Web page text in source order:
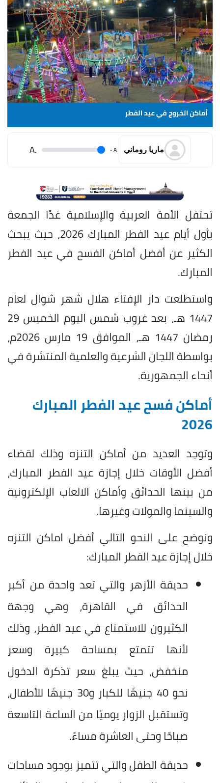
أماكن الخروج في عيد الفطر
ماريا روماني A
.
.A
تحتفل الأمة العربية والإسلامية غدًا الجمعة
بأول أيام عيد الفطر المبارك 2026، حيث يبحث
الكثير عن أفضل أماكن الفسح في عيد الفطر
المبارك.
واستطلعت دار الإفتاء هلال شهر شوال لعام
1447 هـ، بعد غروب شمس اليوم الخميس 29
رمضان 1447 هـ، الموافق 19 مارس 2026م،
بواسطة اللجان الشرعية والعلمية المنتشرة في
أنحاء الجمهورية.
أماكن فسح عيد الفطر المبارك
2026
وتوجد العديد من أماكن التنزه وذلك لقضاء
أفضل الأوقات خلال إجازة عيد الفطر المبارك،
من بينها الحدائق وأماكن الالعاب الإلكترونية
والسينما والمولات وغيرها.
ونوضح على النحو التالي أفضل اماكن التنزه
خلال إجازة عيد الفطر المبارك:
حديقة الأزهر والتي تعد واحدة من أكبر
الحدائق في القاهرة، وهي وجهة
الكثيرون للاستمتاع في عيد الفطر، وذلك
لأنها تتمتع بمساحة كبيرة وسعر
منخفض، حيث يبلغ سعر تذكرة الدخول
نحو 40 جنيهًا للكبار و30 جنيهًا للأطفال،
وتستقبل الزوار يوميًا من الساعة التاسعة
صباحًا وحتى العاشرة مساءً.
حديقة الطفل والتي تتميز بوجود مساحات